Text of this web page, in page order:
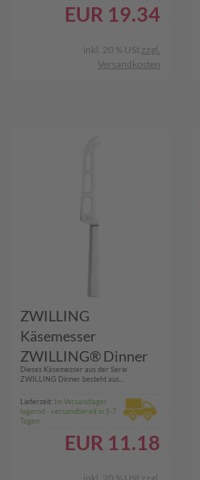
EUR 19.34
inkl. 20 % USt zzgl.
Versandkosten
ZWILLING
Käsemesser
ZWILLING® Dinner
07150-290-0
​Dieses Käsemesser aus der Serie
ZWILLING Dinner besteht aus...
Lieferzeit: Im Versandlager
lagernd - versandbereit in 5-7
Tagen
EUR 11.18